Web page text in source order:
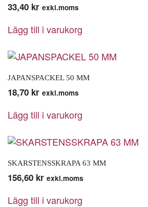
33,40 kr exkl.moms
Lägg till i varukorg
JAPANSPACKEL 50 MM
18,70 kr exkl.moms
Lägg till i varukorg
SKARSTENSSKRAPA 63 MM
156,60 kr exkl.moms
Lägg till i varukorg